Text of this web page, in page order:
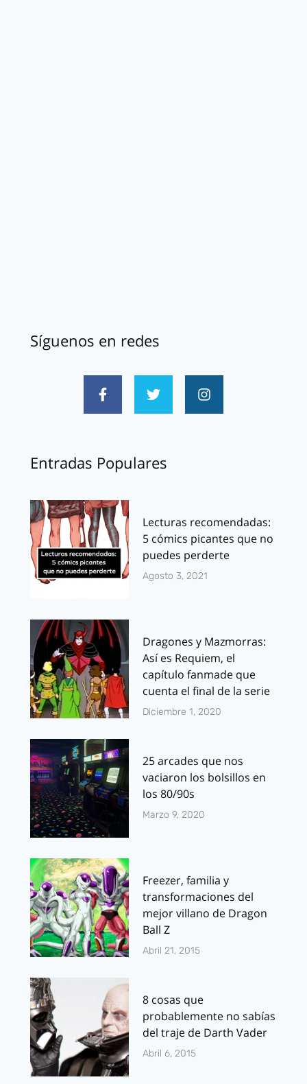
Síguenos en redes
Entradas Populares
Lecturas recomendadas:
5 cómics picantes que no
puedes perderte
Agosto 3, 2021
Dragones y Mazmorras:
Así es Requiem, el
capítulo fanmade que
cuenta el final de la serie
Diciembre 1, 2020
25 arcades que nos
vaciaron los bolsillos en
los 80/90s
Marzo 9, 2020
Freezer, familia y
transformaciones del
mejor villano de Dragon
Ball Z
Abril 21, 2015
8 cosas que
probablemente no sabías
del traje de Darth Vader
Abril 6, 2015